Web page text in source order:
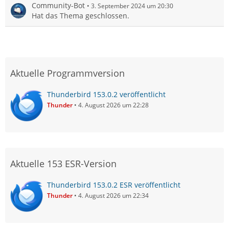
Community-Bot 3. September 2024 um 20:30
Hat das Thema geschlossen.
Aktuelle Programmversion
Thunderbird 153.0.2 veröffentlicht
Thunder 4. August 2026 um 22:28
Aktuelle 153 ESR-Version
Thunderbird 153.0.2 ESR veröffentlicht
Thunder 4. August 2026 um 22:34